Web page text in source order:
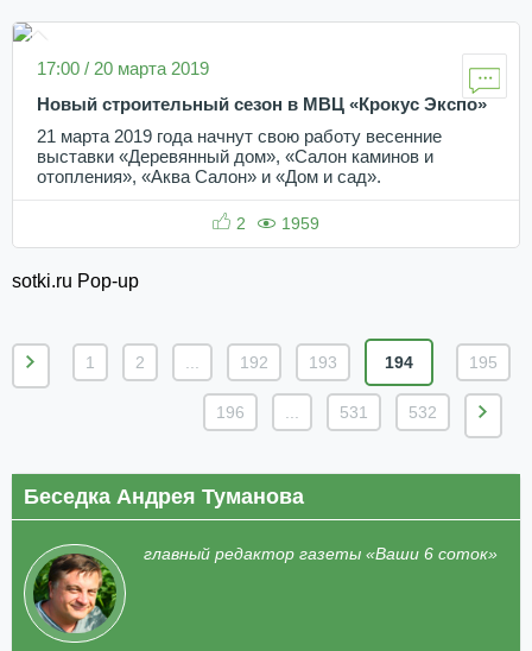
17:00 / 20 марта 2019
Новый строительный сезон в МВЦ «Крокус Экспо»
21 марта 2019 года начнут свою работу весенние
выставки «Деревянный дом», «Салон каминов и
отопления», «Аква Салон» и «Дом и сад».
2 1959
sotki.ru Pop-up
1 2 192 193 194 195
196 531 532
Беседка Андрея Туманова
главный редактор газеты «Ваши 6 соток»